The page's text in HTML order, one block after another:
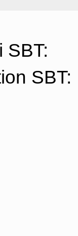
SBT:
SBT: